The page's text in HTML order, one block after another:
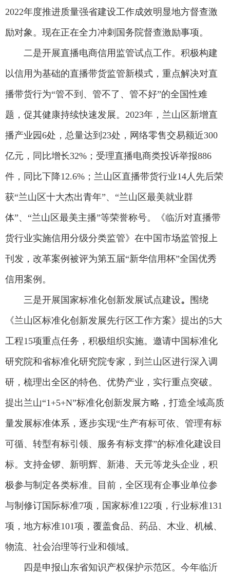
2022年度推进质量强省建设工作成效明显地方督查激
励对象。现在正在全力冲刺国务院督查激励事项。
二是开展直播电商信用监管试点工作。积极构建
以信用为基础的直播带货监管新模式，重点解决对直
播带货行为“管不到、管不了、管不好”的全国性难
题，促其健康持续快速发展。2023年，兰山区新增直
播产业园6处，总量达到23处，网络零售交易额近300
亿元，同比增长32%；受理直播电商类投诉举报886
件，同比下降12.6%；兰山区直播带货行业14人先后荣
获“兰山区十大杰出青年”、“兰山区最美就业群
体”、“兰山区最美主播”等荣誉称号。《临沂对直播带
货行业实施信用分级分类监管》在中国市场监管报上
刊发，改革案例被评为第五届“新华信用杯”全国优秀
信用案例。
三是开展国家标准化创新发展试点建设。 围绕
《兰山区标准化创新发展先行区工作方案》提出的5大
工程15项重点任务，积极组织实施。邀请中国标准化
研究院和省标准化研究院专家，到兰山区进行深入调
研，梳理出全区的特色、优势产业，实行重点突破。
提出兰山“1+5+N”标准化创新发展方略，打造全域高质
量发展标准体系，逐步实现“生产有标可依、管理有标
可循、转型有标引领、服务有标支撑”的标准化建设目
标。支持金锣、新明辉、新港、天元等龙头企业，积
极参与制定各类标准。目前，全区现有企事业单位参
与制修订国际标准7项，国家标准122项，行业标准131
项，地方标准101项，覆盖食品、药品、木业、机械、
物流、社会治理等行业和领域。
四是申报山东省知识产权保护示范区。今年临沂